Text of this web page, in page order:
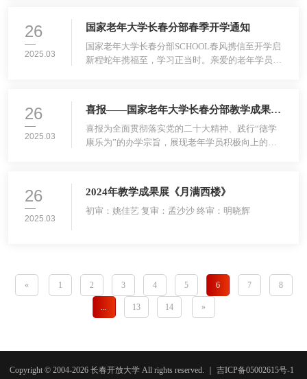
26
2025.03
国家老年大学长春分部春季开学通知
国家老年大学长春分部SCHOOL春风携信至开学启
新程蛇年携福至，学习正当时。亲爱的老年学员
师生依照课程报名对应时间提前做好开学准备，准
时到校上课。02上课时间每周一至周五上午09:00
——11:00下午13:30——15:3003试听报名开学第
26
2025.03
喜报——国家老年大学长春分部教学成果展
创佳绩
喜报为全面贯彻落实党的二十大精神、践行“德学
康乐为”的办学宗旨，展现老年学员积极向上的精
人，他们以山河为誓，以国家为家，用血肉之躯筑
起坚不可摧的钢铁长城，守护着每一寸土地的安宁
26
2025.03
2024年教学成果展《月满西楼》
初审：姚佳艺 复审：孟沙沙 终审：明晓辉
« 1 2 3 4 5 6 7 8
13 14 »
Copyright © 2004-2026 长春开放大学 All rights reserved. ｜ 吉ICP备05002615号-1